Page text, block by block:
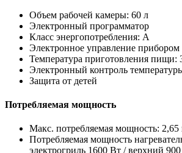
Объем рабочей камеры: 60 л
Электронный программатор
Класс энергопотребления: A
Электронное управление прибором
Температура приготовления пищи:
Электронный контроль
Защита от детей
Потребляемая мощность
Макс. потребляемая мощность: 2,65
Потребляемая мощность
электрогриль 1600 Вт / верхний